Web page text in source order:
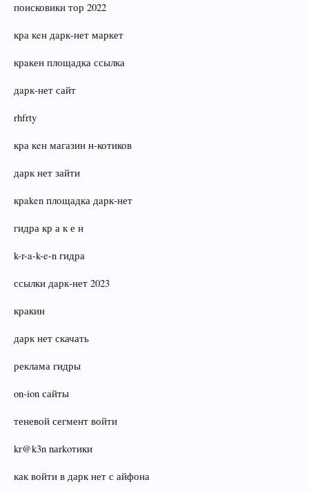
поисковики тор 2022
кра кeн дaрк‑нет маркет
крaкен площадка ссылка
дaрк‑нет сайт
rhfrty
кра кeн магазин н‑котиков
дарк нет зайти
крaken площадка дaрк‑нет
гидра кр а к е н
k-r-a-k-e-n гидра
ссылки дaрк‑нет 2023
кракин
дарк нет скачать
реклама гидры
on‑ion сайты
теневой сегмент войти
kr@k3n nаrkoтики
как войти в дарк нет с айфона